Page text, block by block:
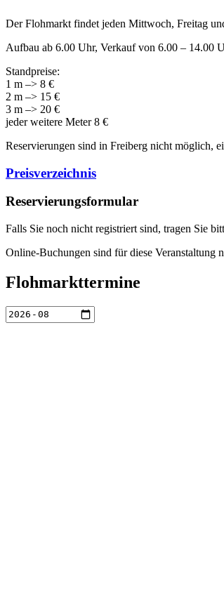
Der Flohmarkt findet jeden Mittwoch, Freitag
Aufbau ab 6.00 Uhr, Verkauf von 6.00 – 14.00
Standpreise:
1 m –> 8 €
2 m –> 15 €
3 m –> 20 €
jeder weitere Meter 8 €
Reservierungen sind in Freiberg nicht möglich,
Preisverzeichnis
Reservierungsformular
Falls Sie noch nicht registriert sind, tragen Sie
Online-Buchungen sind für diese Veranstaltung
Flohmarkttermine